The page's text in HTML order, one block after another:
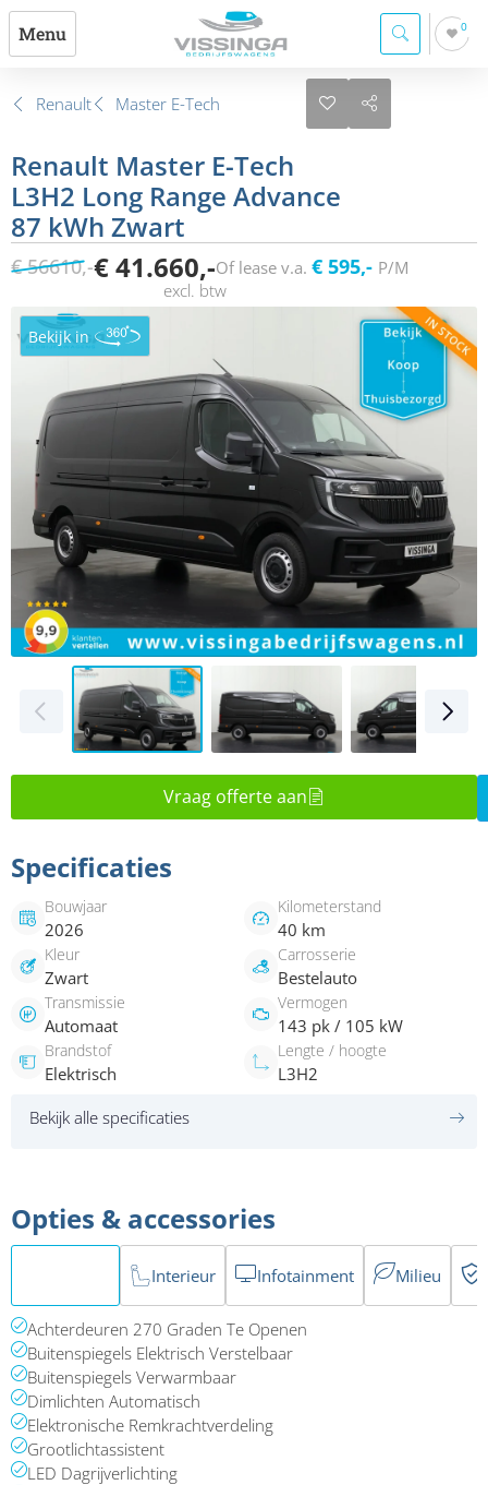
Menu 0
Renault Master E-Tech
Renault Master E-Tech
L3H2 Long Range Advance
87 kWh Zwart
€ 56610,-€ 41.660,-Of lease v.a. € 595,- P/M
Bekijk in
Vraag offerte aan
Specificaties
Bouwjaar
2026
Kleur
Zwart
Transmissie
Automaat
Brandstof
Elektrisch
Kilometerstand
40 km
Carrosserie
Bestelauto
Vermogen
143 pk / 105 kW
Lengte / hoogte
L3H2
Bekijk alle specificaties
Opties & accessories
Interieur Infotainment Milieu
Achterdeuren 270 Graden Te Openen
Buitenspiegels Elektrisch Verstelbaar
Buitenspiegels Verwarmbaar
Dimlichten Automatisch
Elektronische Remkrachtverdeling
Grootlichtassistent
LED Dagrijverlichting